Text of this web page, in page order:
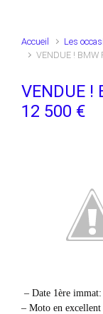
Accueil
Les
VENDUE ! BMW
VENDUE !
12 500 €
– Date 1ère
– Moto en